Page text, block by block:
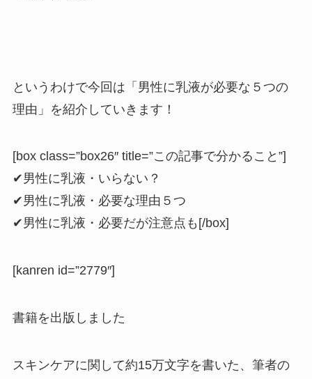
というわけで今回は 「男性に乳液が必要な５つの
理由」 を紹介していきます！
[box class=”box26″ title=”この記事で分かること”]
✔男性に乳液・いらない？
✔男性に乳液・必要な理由５つ
✔男性に乳液・必要だが注意点も[/box]
[kanren id=”2779″]
書籍を出版しました
スキンケアに関して約15万文字を書いた、筆者の